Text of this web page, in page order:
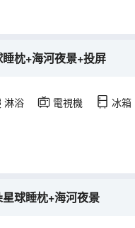
枕+海河夜景+投屏
淋浴 電視機 冰箱
球睡枕+海河夜景